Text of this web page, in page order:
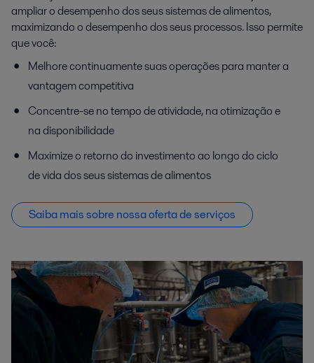
ampliar o desempenho dos seus sistemas de alimentos,
maximizando o desempenho dos seus processos. Isso permite
que você:
Melhore continuamente suas operações para manter a
vantagem competitiva
Concentre-se no tempo de atividade, na otimização e
na disponibilidade
Maximize o retorno do investimento ao longo do ciclo
de vida dos seus sistemas de alimentos
Saiba mais sobre nossa oferta de serviços